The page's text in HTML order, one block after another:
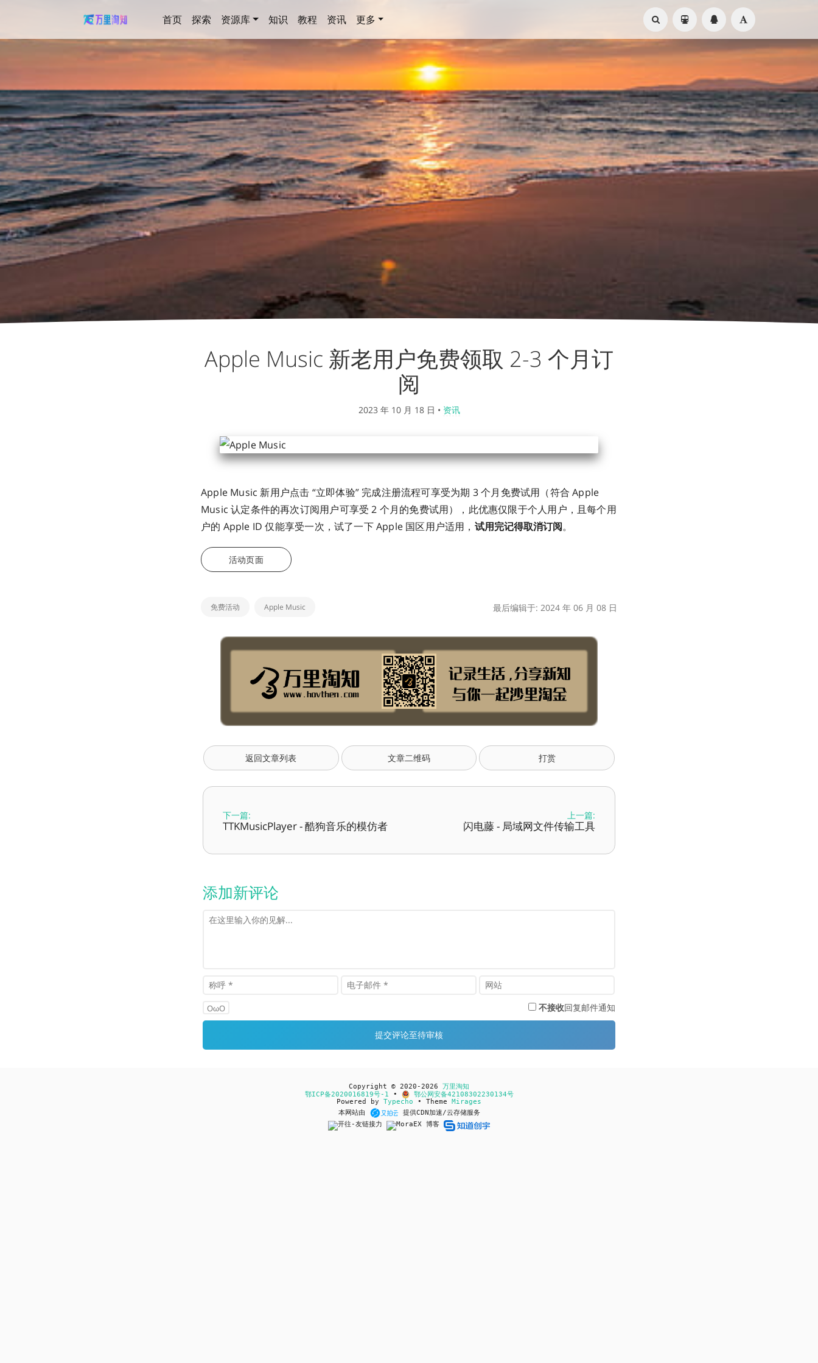
首页 探索 资源库 知识 教程 资讯 更多
Apple Music 新老用户免费领取 2-3 个月订
阅
2023 年 10 月 18 日 • 资讯
Apple Music 新用户点击 “立即体验” 完成注册流程可享受为期 3 个月免费试用（符合 Apple
Music 认定条件的再次订阅用户可享受 2 个月的免费试用），此优惠仅限于个人用户，且每个用
户的 Apple ID 仅能享受一次，试了一下 Apple 国区用户适用， 试用完记得取消订阅。
活动页面
免费活动 Apple Music 最后编辑于: 2024 年 06 月 08 日
返回文章列表 文章二维码 打赏
下一篇:
TTKMusicPlayer - 酷狗音乐的模仿者
上一篇:
闪电藤 - 局域网文件传输工具
添加新评论
OωO 不接收回复邮件通知
Copyright © 2020-2026 万里淘知
鄂ICP备2020016819号-1 •
鄂公网安备42108302230134号
Powered by Typecho • Theme Mirages
本网站由
提供CDN加速/云存储服务